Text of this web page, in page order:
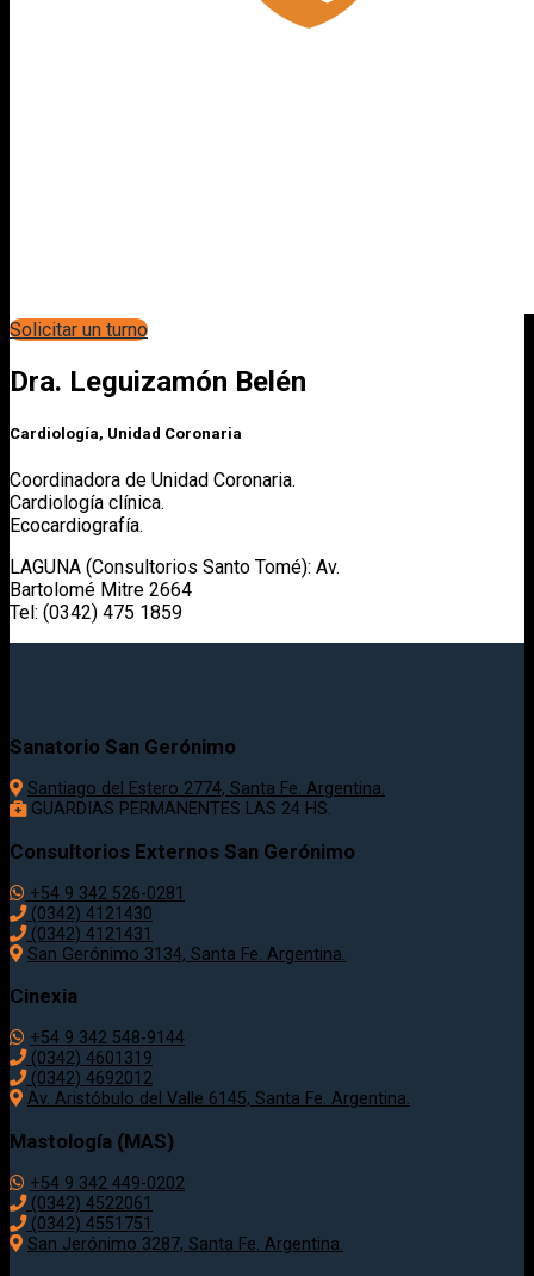
Solicitar un turno
Dra. Leguizamón Belén
Cardiología, Unidad Coronaria
Coordinadora de Unidad Coronaria.
Cardiología clínica.
Ecocardiografía.
LAGUNA (Consultorios Santo Tomé): Av.
Bartolomé Mitre 2664
Tel: (0342) 475 1859
Sanatorio San Gerónimo
Santiago del Estero 2774, Santa Fe. Argentina.
GUARDIAS PERMANENTES LAS 24 HS.
Consultorios Externos San Gerónimo
+54 9 342 526-0281
(0342) 4121430
(0342) 4121431
San Gerónimo 3134, Santa Fe. Argentina.
Cinexia
+54 9 342 548-9144
(0342) 4601319
(0342) 4692012
Av. Aristóbulo del Valle 6145, Santa Fe. Argentina.
Mastología (MAS)
+54 9 342 449-0202
(0342) 4522061
(0342) 4551751
San Jerónimo 3287, Santa Fe. Argentina.